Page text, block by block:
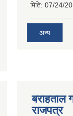
मिति: 07/24/
अन्य
बराहताल
राजपत्र